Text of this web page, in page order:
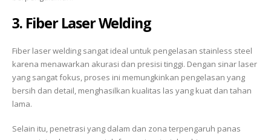
3. Fiber Laser Welding
Fiber laser welding sangat ideal untuk pengelasan stainless steel
karena menawarkan akurasi dan presisi tinggi. Dengan sinar laser
yang sangat fokus, proses ini memungkinkan pengelasan yang
bersih dan detail, menghasilkan kualitas las yang kuat dan tahan
lama.
Selain itu, penetrasi yang dalam dan zona terpengaruh panas